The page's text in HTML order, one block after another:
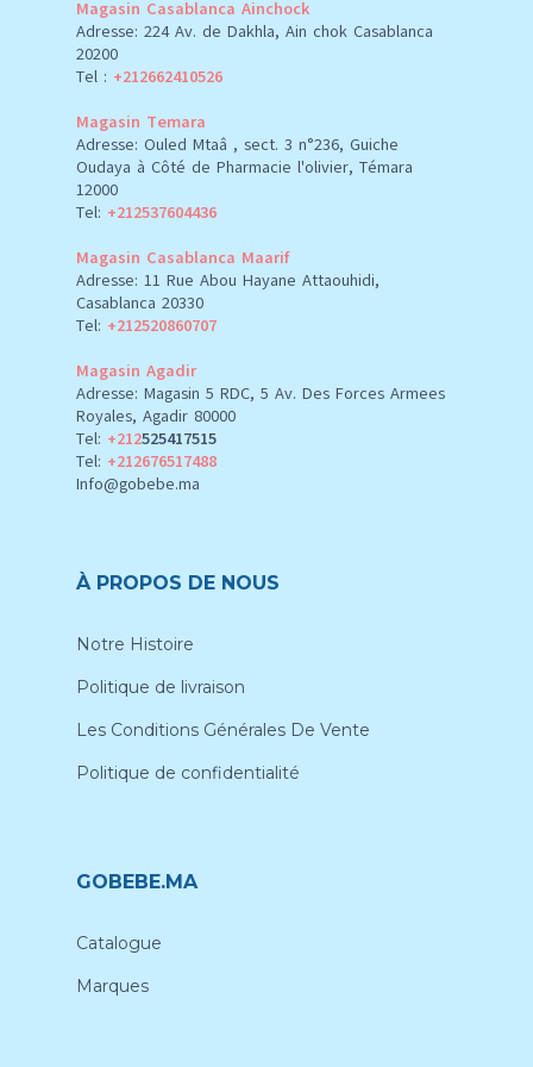
Magasin Casablanca Ainchock
Adresse: 224 Av. de Dakhla, Ain chok Casablanca
20200
Tel : +212662410526
Magasin Temara
Adresse: Ouled Mtaâ , sect. 3 n°236, Guiche
Oudaya à Côté de Pharmacie l'olivier, Témara
12000
Tel: +212537604436
Magasin Casablanca Maarif
Adresse: 11 Rue Abou Hayane Attaouhidi,
Casablanca 20330
Tel: +212520860707
Magasin Agadir
Adresse: Magasin 5 RDC, 5 Av. Des Forces Armees
Royales, Agadir 80000
Tel: +212525417515
Tel: +212676517488
Info@gobebe.ma
À PROPOS DE NOUS
Notre Histoire
Politique de livraison
Les Conditions Générales De Vente
Politique de confidentialité
GOBEBE.MA
Catalogue
Marques